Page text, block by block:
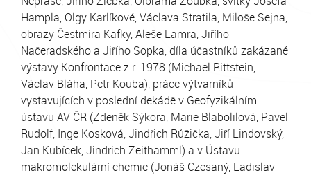
Hampla, Olgy Karlíkové, Václava Stratila, Miloše Šejna,
obrazy Čestmíra Kafky, Aleše Lamra, Jiřího
Načeradského a Jiřího Sopka, díla účastníků zakázané
výstavy Konfrontace z r. 1978 (Michael Rittstein,
Václav Bláha, Petr Kouba), práce výtvarníků
vystavujících v poslední dekádě v Geofyzikálním
ústavu AV ČR (Zdeněk Sýkora, Marie Blabolilová, Pavel
Rudolf, Inge Kosková, Jindřich Růžička, Jiří Lindovský,
Jan Kubíček, Jindřich Zeithamml) a v Ústavu
makromolekulární chemie (Jonáš Czesaný, Ladislav